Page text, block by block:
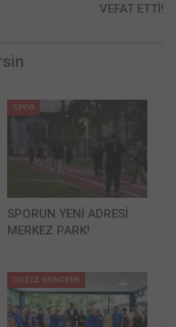
VEFAT ETTİ!
SPOR
SPORUN YENİ ADRESİ
MERKEZ PARK!
DÜZCE GÜNDEMİ